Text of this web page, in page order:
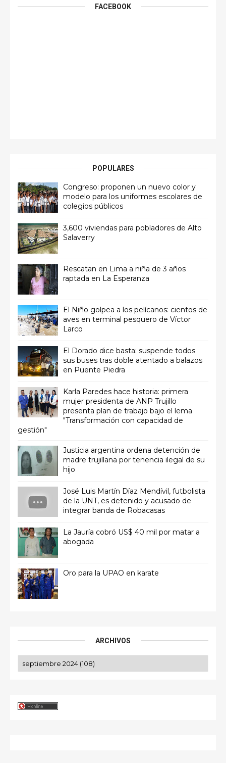
FACEBOOK
POPULARES
Congreso: proponen un nuevo color y
modelo para los uniformes escolares de
colegios públicos
3,600 viviendas para pobladores de Alto
Salaverry
Rescatan en Lima a niña de 3 años
raptada en La Esperanza
El Niño golpea a los pelícanos: cientos de
aves en terminal pesquero de Víctor
Larco
El Dorado dice basta: suspende todos
sus buses tras doble atentado a balazos
en Puente Piedra
Karla Paredes hace historia: primera
mujer presidenta de ANP Trujillo
presenta plan de trabajo bajo el lema
"Transformación con capacidad de
gestión"
Justicia argentina ordena detención de
madre trujillana por tenencia ilegal de su
hijo
José Luis Martín Díaz Mendívil, futbolista
de la UNT, es detenido y acusado de
integrar banda de Robacasas
La Jauría cobró US$ 40 mil por matar a
abogada
Oro para la UPAO en karate
ARCHIVOS